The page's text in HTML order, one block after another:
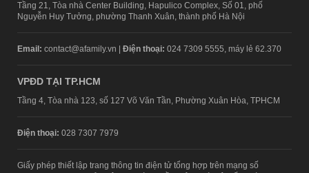
Tầng 21, Tòa nhà Center Building, Hapulico Complex, Số 01, phố
Nguyễn Huy Tưởng, phường Thanh Xuân, thành phố Hà Nội
Email: contact@afamily.vn | Điện thoại: 024 7309 5555, máy lẻ 62.370
VPĐD TẠI TP.HCM
Tầng 4, Tòa nhà 123, số 127 Võ Văn Tần, Phường Xuân Hòa, TPHCM
Điện thoại: 028 7307 7979
Giấy phép thiết lập trang thông tin điện tử tổng hợp trên mạng số